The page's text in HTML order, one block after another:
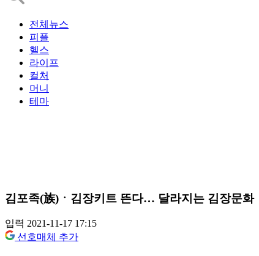
전체뉴스
피플
헬스
라이프
컬처
머니
테마
김포족(族)ㆍ김장키트 뜬다… 달라지는 김장문화
입력 2021-11-17 17:15
선호매체 추가